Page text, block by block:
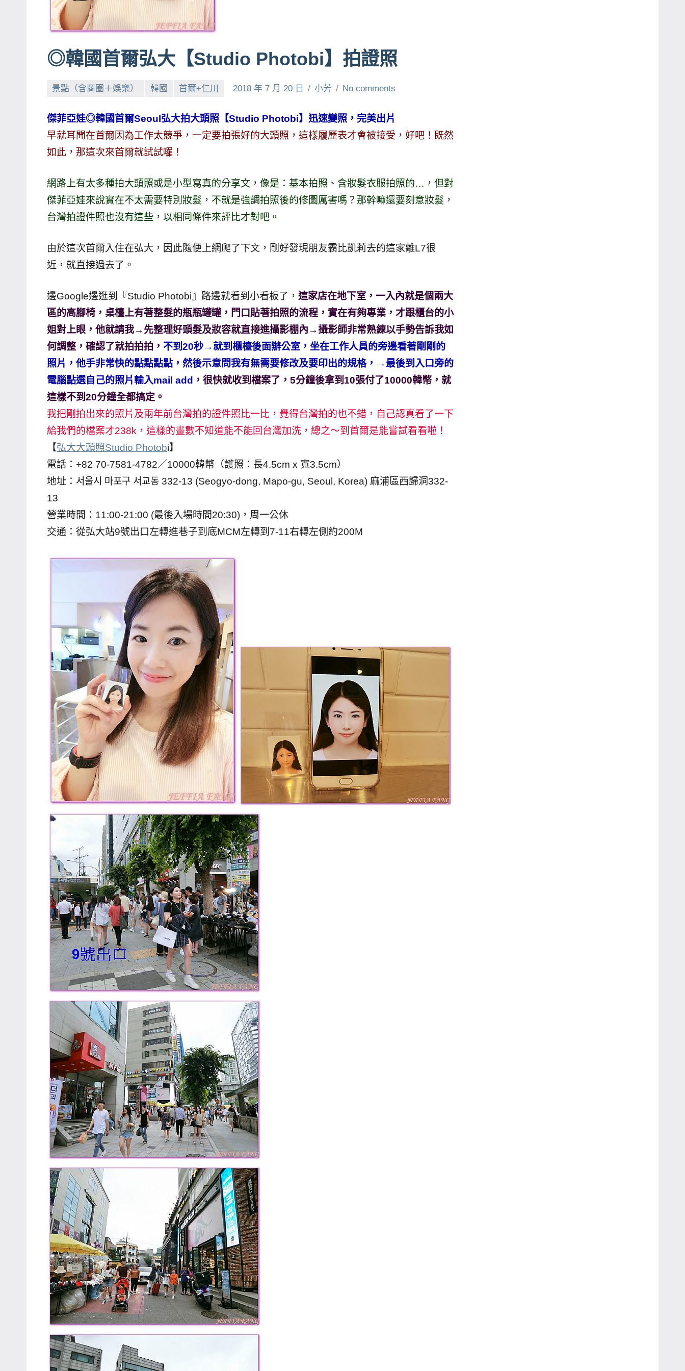
賓、
News
探
節
班
底、
外
景
目
主
持、
哥
泰
旅
遊
書
作
者、
發
表
會
及
活
主
持、
學
校
企
講
及
遊
雜
誌
專
欄、
觀
光
局
合
達
人
★
◎韓國首爾弘大【Studio Photobi】拍證照
景點（含商圈＋娛樂） 韓國 首爾+仁川 2018 年 7 月 20 日 小芳 No comments
傑菲亞娃◎韓國首爾Seoul弘大拍大頭照【Studio Photobi】迅速變照，完美出片
早就耳聞在首爾因為工作太競爭，一定要拍張好的大頭照，這樣履歷表才會被接受，好吧！既然
如此，那這次來首爾就試試囉！
網路上有太多種拍大頭照或是小型寫真的分享文，像是：基本拍照、含妝髮衣服拍照的…，但對
傑菲亞娃來說實在不太需要特別妝髮，不就是強調拍照後的修圖厲害嗎？那幹嘛還要刻意妝髮，
台灣拍證件照也沒有這些，以相同條件來評比才對吧。
由於這次首爾入住在弘大，因此隨便上網爬了下文，剛好發現朋友霸比凱莉去的這家離L7很
近，就直接過去了。
邊Google邊逛到『Studio Photobi』路邊就看到小看板了， 這家店在地下室，一入內就是個兩大
區的高腳椅，桌檯上有著整髮的瓶瓶罐罐，門口貼著拍照的流程，實在有夠專業，才跟櫃台的小
姐對上眼，他就請我→先整理好頭髮及妝容就直接進攝影棚內→攝影師非常熟練以手勢告訴我如
何調整，確認了就拍拍拍， 不到20秒→就到櫃檯後面辦公室，坐在工作人員的旁邊看著剛剛的
照片，他手非常快的點點點點，然後示意問我有無需要修改及要印出的規格，→最後到入口旁的
電腦點選自己的照片輸入mail add ，很快就收到檔案了，5分鐘後拿到10張付了10000韓幣，就
這樣不到20分鐘全都搞定。
我把剛拍出來的照片及兩年前台灣拍的證件照比一比，覺得台灣拍的也不錯，自己認真看了一下
給我們的檔案才238k，這樣的畫數不知道能不能回台灣加洗，總之～到首爾是能嘗試看看啦！
【弘大大頭照Studio Photobi】
電話：+82 70-7581-4782／10000韓幣（護照：長4.5cm x 寬3.5cm）
地址：서울시 마포구 서교동 332-13 (Seogyo-dong, Mapo-gu, Seoul, Korea) 麻浦區西歸洞332-
13
營業時間：11:00-21:00 (最後入場時間20:30)，周一公休
交通：從弘大站9號出口左轉進巷子到底MCM左轉到7-11右轉左側約200M